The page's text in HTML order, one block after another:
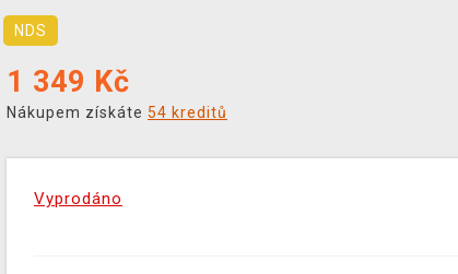
NDS
1 349 Kč
Nákupem získáte 54 kreditů
Vyprodáno